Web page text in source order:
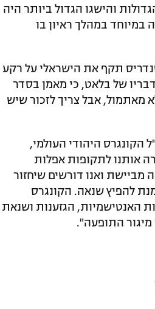
והישגו הגדול ביותר היה
במיוחד במהלך ראיון בו
תקף את הישראלי על רקע
של בלאט, כי מאמן בסדר
מאתמול, אבל צריך לזכור שיש
הקונגרס היהודי העולמי,
אותנו לתקופות אפלות
מביישת ואנו דורשים שיחזור
להפיץ שנאה. הקונגרס
האנטישמיות, הגזענות ושנאת
מיגור התופעה".